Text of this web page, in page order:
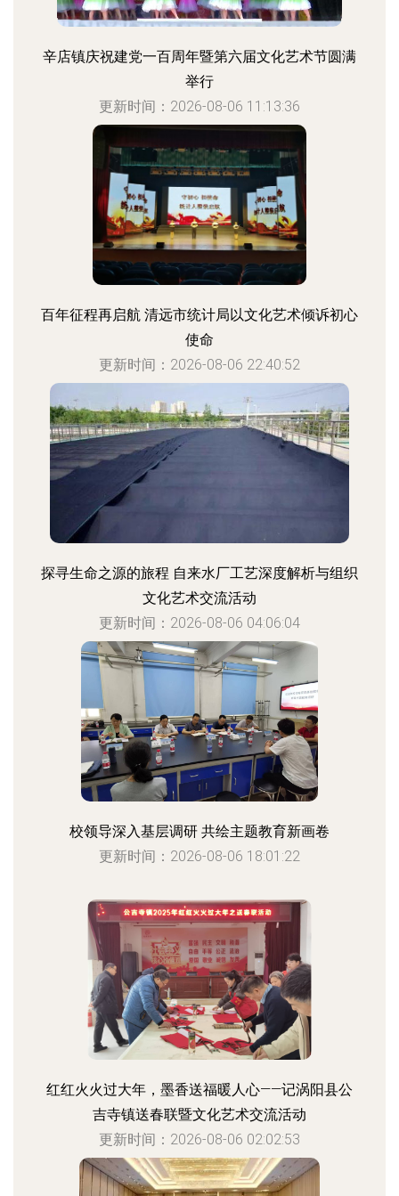
辛店镇庆祝建党一百周年暨第六届文化艺术节圆满
举行
更新时间：2026-08-06 11:13:36
百年征程再启航 清远市统计局以文化艺术倾诉初心
使命
更新时间：2026-08-06 22:40:52
探寻生命之源的旅程 自来水厂工艺深度解析与组织
文化艺术交流活动
更新时间：2026-08-06 04:06:04
校领导深入基层调研 共绘主题教育新画卷
更新时间：2026-08-06 18:01:22
红红火火过大年，墨香送福暖人心——记涡阳县公
吉寺镇送春联暨文化艺术交流活动
更新时间：2026-08-06 02:02:53